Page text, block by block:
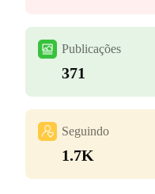
Publicações
371
Seguindo
1.7K